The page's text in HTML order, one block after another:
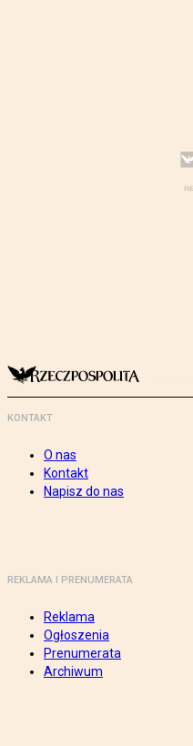
KONTAKT
O nas
Kontakt
Napisz do nas
REKLAMA I PRENUMERATA
Reklama
Ogłoszenia
Prenumerata
Archiwum